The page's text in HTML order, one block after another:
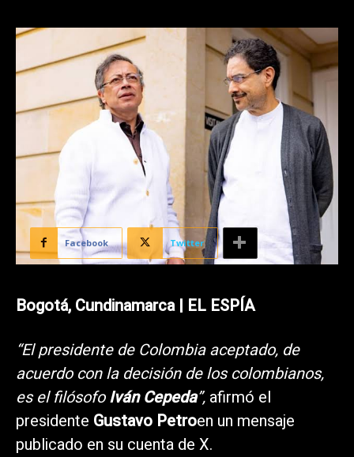
Facebook Twitter
Bogotá, Cundinamarca | EL ESPÍA
“El presidente de Colombia aceptado, de
acuerdo con la decisión de los colombianos,
es el filósofoIván Cepeda”, afirmó el
presidente Gustavo Petroen un mensaje
publicado en su cuenta de X.